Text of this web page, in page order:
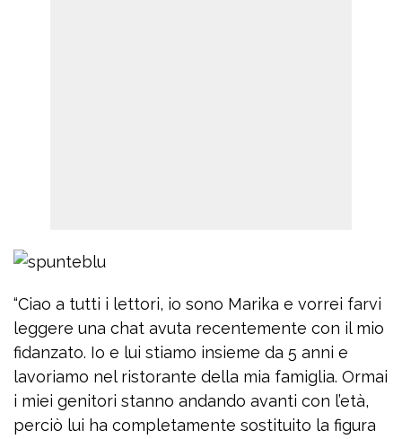
“Ciao a tutti i lettori, io sono Marika e vorrei farvi
leggere una chat avuta recentemente con il mio
fidanzato. Io e lui stiamo insieme da 5 anni e
lavoriamo nel ristorante della mia famiglia. Ormai
i miei genitori stanno andando avanti con l’età,
perciò lui ha completamente sostituito la figura